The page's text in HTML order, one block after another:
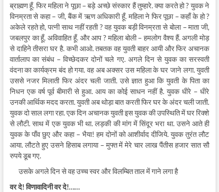
ब्राह्मण हूँ. फिर महिला ने पूछा – बड़े अच्छे संस्कार हैं तुम्हारे. क्या करते हो ? युवक ने
विनम्रता से कहा – जी, बैंक में ऋण अधिकारी हूँ. महिला ने फिर पूछा – कहाँ के हो ?
अकेले रहते हो, पत्नी साथ नहीं रहती ? वह युवक बड़ी विनम्रता से बोला – माता जी,
जबलपुर का हूँ, अविवाहित हूँ. और आप ? महिला बोली – हमलोग वैश्य हैं. अगली मोड़
से दाहिने तीसरा घर है. कभी आओ. तबतक वह युवती बाहर आयी और फिर अचानक
वार्तालाप का संबंध – विच्छेदकर दोनों चले गए. अगले दिन से युवक का सरस्वती
वंदना का कार्यक्रम बंद हो गया. वह अब अक्सर उस महिला के घर जाने लगा. युवती
उससे नजर मिलाती फिर अंदर चली जाती. उसे ज्ञात हुआ कि युवती के पिता का
निधन एक वर्ष पूर्व बीमारी से हुआ. आय का कोई साधन नहीं है. युवक धीरे – धीरे
उनकी आर्थिक मदद करता. युवती अब थोड़ा बात करती फिर घर के अंदर चली जाती.
युवक दो साल लगा रहा. एक दिन अचानक युवती इस युवक की उपस्थिति में घर रिक्शे
से लौटी. साथ में एक युवक भी था. लड़की की मांग में सिंदूर भरा था. उसने आते ही
युवक के पाँव छुए और कहा – भैया! हम दोनों को आशीर्वाद दीजिये. युवक तुरंत लौट
आया. लौटते हुए उसने हिसाब लगाया – मुफ्त में मेरे चार लाख पैंतीस हजार सात सौ
रुपये डूब गए.
उसके अगले दिन से वह उच्च स्वर और विलम्बित ताल में गाने लगा है
वर दे! विणावादिनी वर दे!……